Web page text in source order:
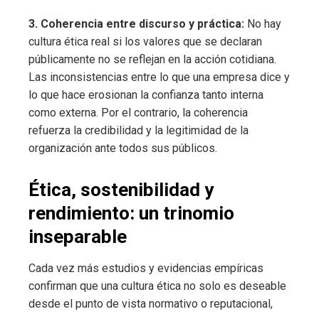
3. Coherencia entre discurso y práctica: No hay
cultura ética real si los valores que se declaran
públicamente no se reflejan en la acción cotidiana.
Las inconsistencias entre lo que una empresa dice y
lo que hace erosionan la confianza tanto interna
como externa. Por el contrario, la coherencia
refuerza la credibilidad y la legitimidad de la
organización ante todos sus públicos.
Ética, sostenibilidad y
rendimiento: un trinomio
inseparable
Cada vez más estudios y evidencias empíricas
confirman que una cultura ética no solo es deseable
desde el punto de vista normativo o reputacional,